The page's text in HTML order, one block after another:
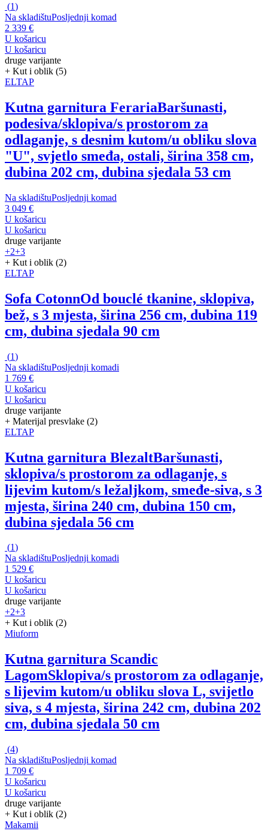
(1)
Na skladištuPosljednji komad
2 339 €
U košaricu
U košaricu
druge varijante
+ Kut i oblik (5)
ELTAP
Kutna garnitura FerariaBaršunasti,
podesiva/sklopiva/s prostorom za
odlaganje, s desnim kutom/u obliku slova
"U", svjetlo smeđa, ostali, širina 358 cm,
dubina 202 cm, dubina sjedala 53 cm
Na skladištuPosljednji komad
3 049 €
U košaricu
U košaricu
druge varijante
+2+3
+ Kut i oblik (2)
ELTAP
Sofa CotonnOd bouclé tkanine, sklopiva,
bež, s 3 mjesta, širina 256 cm, dubina 119
cm, dubina sjedala 90 cm
(1)
Na skladištuPosljednji komadi
1 769 €
U košaricu
U košaricu
druge varijante
+ Materijal presvlake (2)
ELTAP
Kutna garnitura BlezaltBaršunasti,
sklopiva/s prostorom za odlaganje, s
lijevim kutom/s ležaljkom, smeđe-siva, s 3
mjesta, širina 240 cm, dubina 150 cm,
dubina sjedala 56 cm
(1)
Na skladištuPosljednji komadi
1 529 €
U košaricu
U košaricu
druge varijante
+2+3
+ Kut i oblik (2)
Miuform
Kutna garnitura Scandic
LagomSklopiva/s prostorom za odlaganje,
s lijevim kutom/u obliku slova L, svijetlo
siva, s 4 mjesta, širina 242 cm, dubina 202
cm, dubina sjedala 50 cm
(4)
Na skladištuPosljednji komad
1 709 €
U košaricu
U košaricu
druge varijante
+ Kut i oblik (2)
Makamii